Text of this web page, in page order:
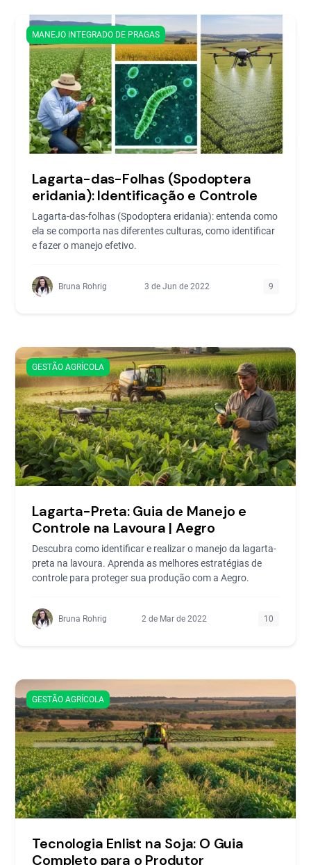
MANEJO INTEGRADO DE PRAGAS
Lagarta-das-Folhas (Spodoptera
eridania): Identificação e Controle
Lagarta-das-folhas (Spodoptera eridania): entenda como
ela se comporta nas diferentes culturas, como identificar
e fazer o manejo efetivo.
Bruna Rohrig 3 de Jun de 2022 9
GESTÃO AGRÍCOLA
Lagarta-Preta: Guia de Manejo e
Controle na Lavoura | Aegro
Descubra como identificar e realizar o manejo da lagarta-
preta na lavoura. Aprenda as melhores estratégias de
controle para proteger sua produção com a Aegro.
Bruna Rohrig 2 de Mar de 2022 10
GESTÃO AGRÍCOLA
Tecnologia Enlist na Soja: O Guia
Completo para o Produtor